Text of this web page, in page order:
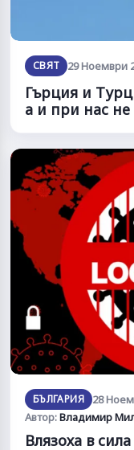
СВЯТ 29 Ноември
Гърция и
а и при нас
БЪЛГАРИЯ 28
Автор:Владимир
Влязоха в